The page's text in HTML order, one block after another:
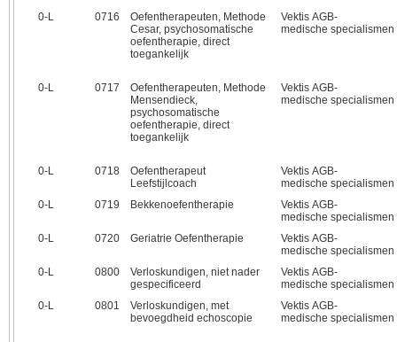
0‑L 0716
Oefentherapeuten, Methode
Cesar, psychosomatische
oefentherapie, direct
toegankelijk
Vektis AGB-
medische specialismen
0‑L 0717
Oefentherapeuten, Methode
Mensendieck,
psychosomatische
oefentherapie, direct
toegankelijk
Vektis AGB-
medische specialismen
0‑L 0718
Oefentherapeut
Leefstijlcoach
Vektis AGB-
medische specialismen
0‑L
0719 Bekkenoefentherapie
Vektis AGB-
medische specialismen
0‑L
0720 Geriatrie Oefentherapie
Vektis AGB-
medische specialismen
0‑L
0800
Verloskundigen, niet nader
gespecificeerd
Vektis AGB-
medische specialismen
0‑L
0801
Verloskundigen, met
bevoegdheid echoscopie
Vektis AGB-
medische specialismen